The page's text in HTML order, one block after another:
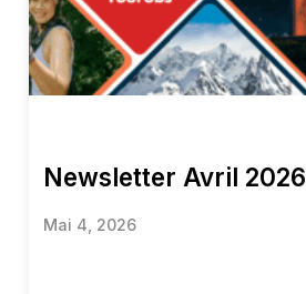
Newsletter Avril 2026
Mai 4, 2026